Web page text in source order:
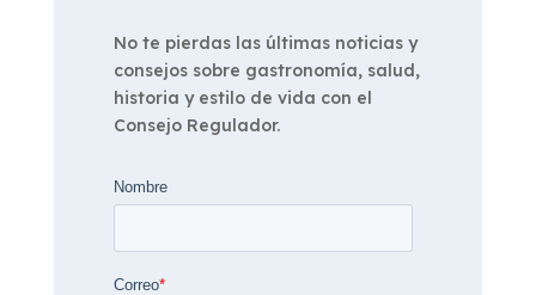
No te pierdas las últimas noticias y
consejos sobre gastronomía, salud,
historia y estilo de vida con el
Consejo Regulador.